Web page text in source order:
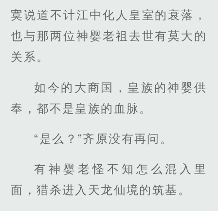
寞说道不计江中化人皇室的衰落，
也与那两位神婴老祖去世有莫大的
关系。
如今的大商国，皇族的神婴供
奉，都不是皇族的血脉。
“是么？”齐原没有再问。
有神婴老怪不知怎么混入里
面，猎杀进入天龙仙境的筑基。